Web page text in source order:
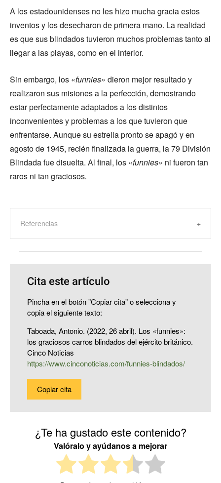
A los estadounidenses no les hizo mucha gracia estos
inventos y los desecharon de primera mano. La realidad
es que sus blindados tuvieron muchos problemas tanto al
llegar a las playas, como en el interior.
Sin embargo, los «funnies» dieron mejor resultado y
realizaron sus misiones a la perfección, demostrando
estar perfectamente adaptados a los distintos
inconvenientes y problemas a los que tuvieron que
enfrentarse. Aunque su estrella pronto se apagó y en
agosto de 1945, recién finalizada la guerra, la 79 División
Blindada fue disuelta. Al final, los «funnies» ni fueron tan
raros ni tan graciosos.
Referencias
Cita este artículo
Pincha en el botón "Copiar cita" o selecciona y
copia el siguiente texto:
Taboada, Antonio. (2022, 26 abril). Los «funnies»:
los graciosos carros blindados del ejército británico.
Cinco Noticias
https://www.cinconoticias.com/funnies-blindados/
Copiar cita
¿Te ha gustado este contenido?
Valóralo y ayúdanos a mejorar